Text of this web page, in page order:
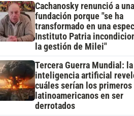
Cachanosky renunció a una
fundación porque "se ha
transformado en una
Instituto Patria
la gestión de Milei"
Tercera Guerra Mundial: la
inteligencia artificial
cuáles serían los primeros
latinoamericanos en ser
derrotados